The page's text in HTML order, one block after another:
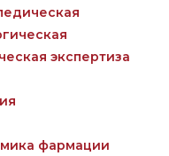
экспертиза
фармации